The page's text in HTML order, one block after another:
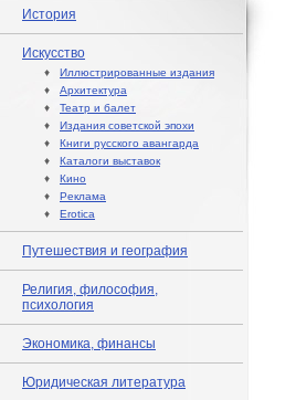
История
Искусство
♦ Иллюстрированные издания
♦ Архитектура
♦ Театр и балет
♦ Издания советской эпохи
♦ Книги русского авангарда
♦ Каталоги выставок
♦ Кино
♦ Реклама
♦ Erotica
Путешествия и география
Религия, философия,
психология
Экономика, финансы
Юридическая литература